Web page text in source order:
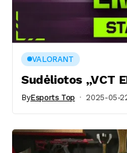
VALORANT
Sudėliotos „VCT
ByEsports Top 2025-05-